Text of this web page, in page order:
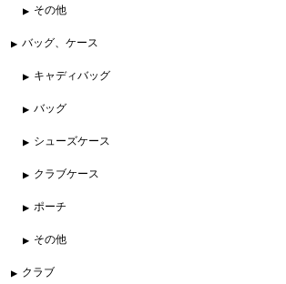
その他
バッグ、ケース
キャディバッグ
バッグ
シューズケース
クラブケース
ポーチ
その他
クラブ